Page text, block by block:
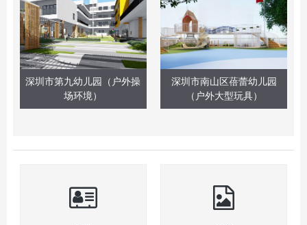
深圳市第九幼儿园（户外操
场环境）
深圳市南山区蓓蕾幼儿园
（户外大型玩具）